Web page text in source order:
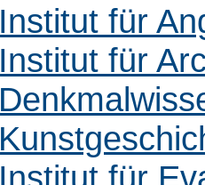
Institut für
Institut für